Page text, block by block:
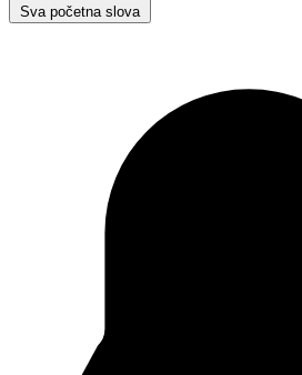
Sva početna slova